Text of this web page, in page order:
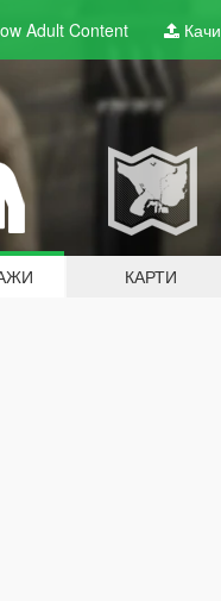
AdultContent Качи
КАРТИ